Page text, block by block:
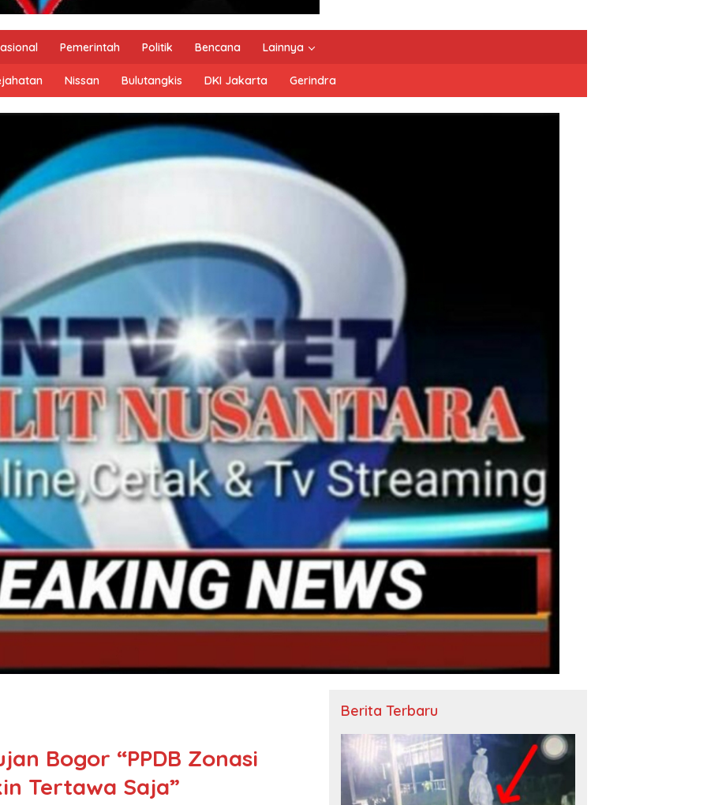
Pemerintah Politik Bencana Lainnya
Nissan Bulutangkis DKI Jakarta Gerindra
Bogor “PPDB Zonasi
Tertawa Saja”
Berita Terbaru